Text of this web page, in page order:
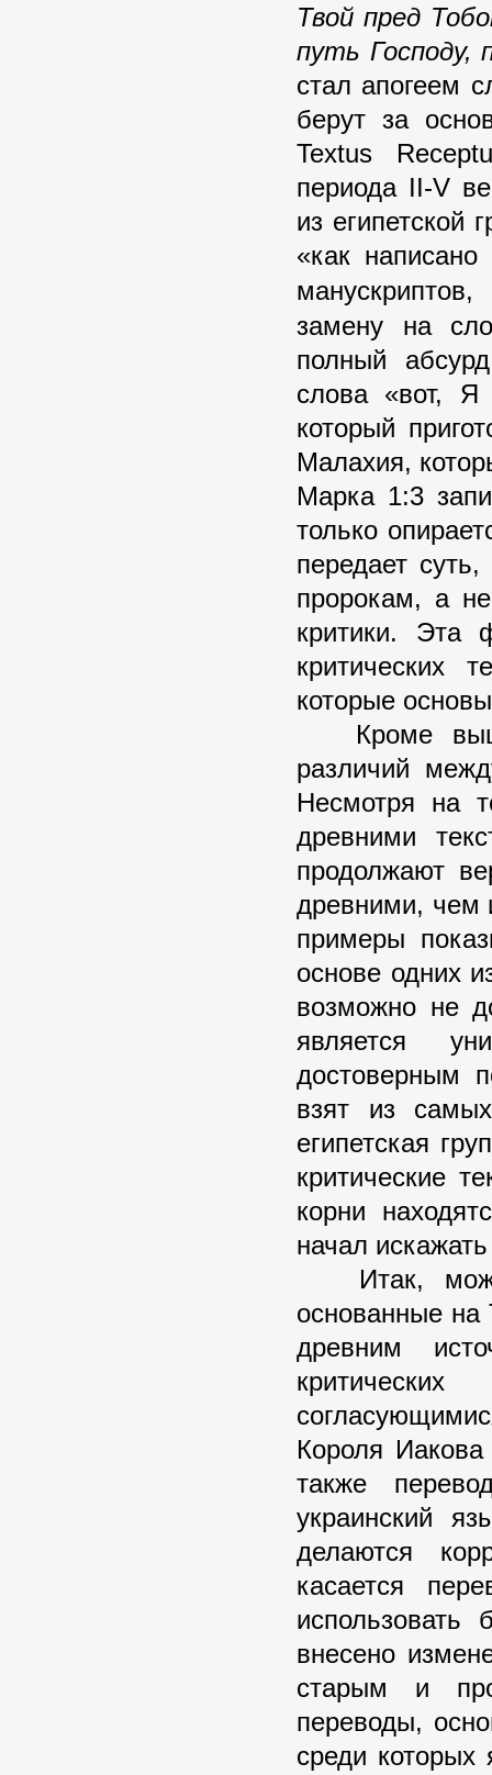
Твой пред
путь Господу,
стал апогеем
берут за
Textus
периода II-V
из египетской
«как написано
замену на
полный
слова «вот,
который
Малахия,
Марка 1:3
только
передает
пророкам, а
критики. Эта
критических
которые
Кроме
различий
Несмотря на
древними
продолжают
древними, чем
примеры
основе одних
возможно не
является
достоверным
взят из
египетская
критические
корни
начал
Итак,
основанные на
древним
Короля
также
украинский
делаются
касается
внесено
старым и
переводы,
среди которых